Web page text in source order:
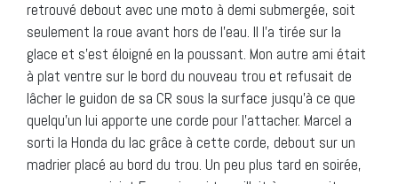
retrouvé debout avec une moto à demi submergée, soit
seulement la roue avant hors de l’eau. Il l’a tirée sur la
glace et s’est éloigné en la poussant. Mon autre ami était
à plat ventre sur le bord du nouveau trou et refusait de
lâcher le guidon de sa CR sous la surface jusqu’à ce que
quelqu’un lui apporte une corde pour l’attacher. Marcel a
sorti la Honda du lac grâce à cette corde, debout sur un
madrier placé au bord du trou. Un peu plus tard en soirée,